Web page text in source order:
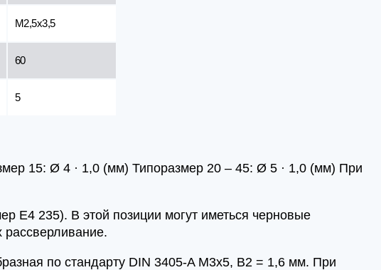
M2,5x3,5
60
5
15: Ø 4 · 1,0 (мм) Типоразмер 20 – 45: Ø 5 · 1,0 (мм) При
E4 235). В этой позиции могут иметься черновые
рассверливание.
по стандарту DIN 3405-A M3x5, B2 = 1,6 мм. При